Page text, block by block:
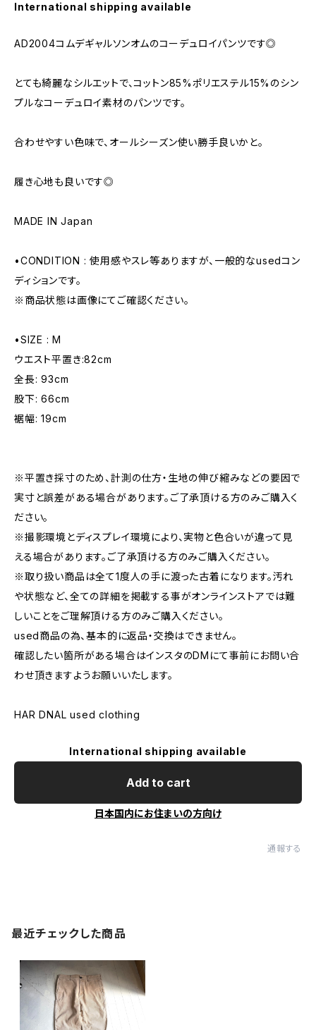
International shipping available
AD2004コムデギャルソンオムのコーデュロイパンツです◎
とても綺麗なシルエットで、コットン85%ポリエステル15%のシン
プルなコーデュロイ素材のパンツです。
合わせやすい色味で、オールシーズン使い勝手良いかと。
履き心地も良いです◎
MADE IN Japan
•CONDITION : 使用感やスレ等ありますが、一般的なusedコン
ディションです。
※商品状態は画像にてご確認ください。
•SIZE : M
ウエスト平置き:82cm
全長: 93cm
股下: 66cm
裾幅: 19cm
※平置き採寸のため、計測の仕方・生地の伸び縮みなどの要因で
実寸と誤差がある場合があります。ご了承頂ける方のみご購入く
ださい。
※撮影環境とディスプレイ環境により、実物と色合いが違って見
える場合があります。ご了承頂ける方のみご購入ください。
※取り扱い商品は全て1度人の手に渡った古着になります。汚れ
や状態など、全ての詳細を掲載する事がオンラインストアでは難
しいことをご理解頂ける方のみご購入ください。
used商品の為、基本的に返品・交換はできません。
確認したい箇所がある場合はインスタのDMにて事前にお問い合
わせ頂きますようお願いいたします。
HAR DNAL used clothing
International shipping available
Add to cart
日本国内にお住まいの方向け
通報する
最近チェックした商品